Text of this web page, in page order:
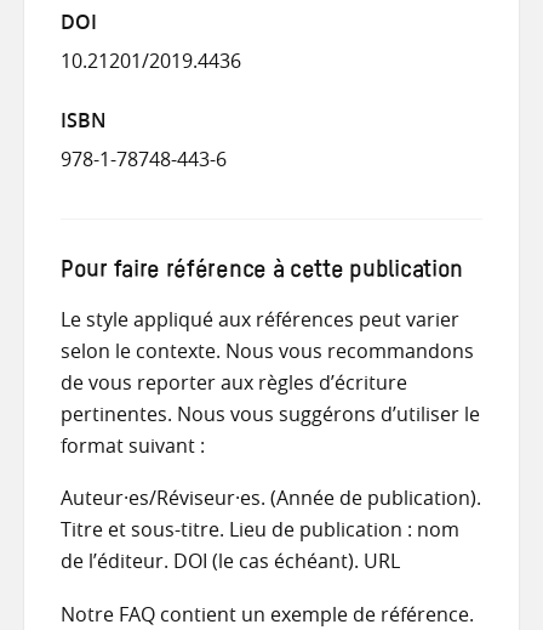
DOI
10.21201/2019.4436
ISBN
978-1-78748-443-6
Pour faire référence à cette publication
Le style appliqué aux références peut varier
selon le contexte. Nous vous recommandons
de vous reporter aux règles d’écriture
pertinentes. Nous vous suggérons d’utiliser le
format suivant :
Auteur·es/Réviseur·es. (Année de publication).
Titre et sous-titre. Lieu de publication : nom
de l’éditeur. DOI (le cas échéant). URL
Notre FAQ contient un exemple de référence.